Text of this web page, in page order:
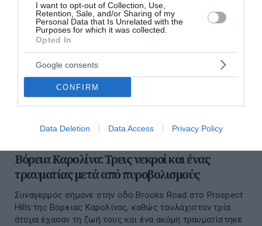
I want to opt-out of Collection, Use,
Retention, Sale, and/or Sharing of my
Personal Data that Is Unrelated with the
Purposes for which it was collected.
Opted In
Google consents
CONFIRM
Data Deletion Data Access Privacy Policy
Βόρεια Καρολίνα: Τρεις νεκροί και ένας
τραυματίας μετά από πυροβολισμούς
Συναγερμός σήμανε στην οδό Brooks Road στο Prospect
Hills της Βόρειας Καρολίνας, καθώς τουλάχιστον τρία
άτομα έχασαν τη ζωή τους και ένα ακόμη τραυματίστηκε